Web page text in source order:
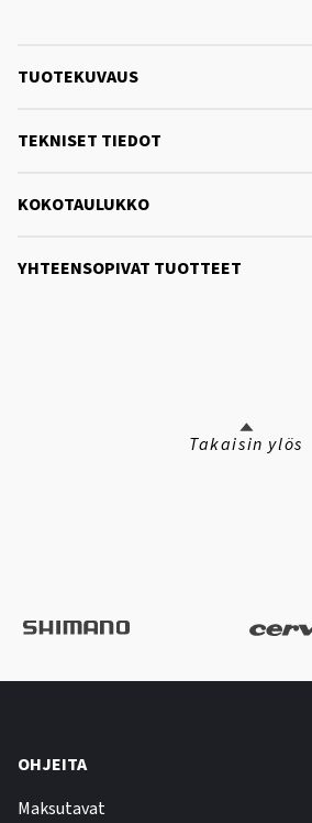
TUOTEKUVAUS
TEKNISET TIEDOT
KOKOTAULUKKO
YHTEENSOPIVAT TUOTTEET
Takaisin ylös
OHJEITA
Maksutavat